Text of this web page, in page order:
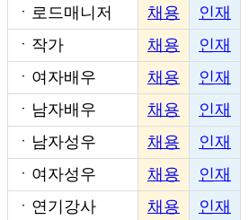
ㆍ 로드매니저 채용
인재
ㆍ 작가 채용
인재
ㆍ 여자배우 채용
인재
ㆍ 남자배우 채용
인재
ㆍ 남자성우 채용
인재
ㆍ 여자성우 채용
인재
ㆍ 연기강사 채용
인재